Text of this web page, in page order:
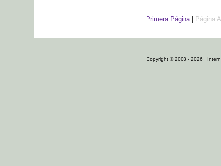
Primera Página | Página
Copyright © 2003 - 2026